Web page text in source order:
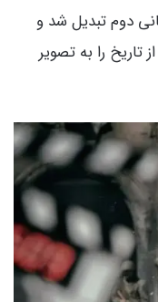
دوم تبدیل شد و
را به تصویر